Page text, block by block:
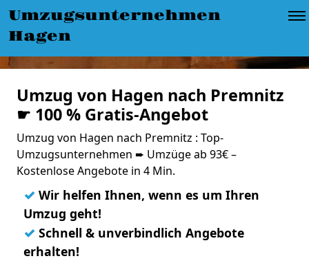
Umzugsunternehmen
Hagen
Umzug von Hagen nach Premnitz
☛ 100 % Gratis-Angebot
Umzug von Hagen nach Premnitz : Top-
Umzugsunternehmen ➨ Umzüge ab 93€ –
Kostenlose Angebote in 4 Min.
✓ Wir helfen Ihnen, wenn es um Ihren
Umzug geht!
✓ Schnell & unverbindlich Angebote
erhalten!